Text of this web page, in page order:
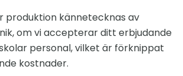
produktion kännetecknas av
om vi accepterar ditt erbjudande
personal, vilket är förknippat
kostnader.